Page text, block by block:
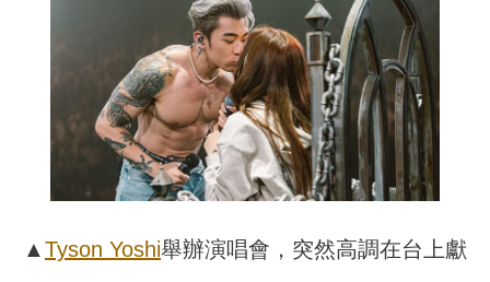
▲ Tyson Yoshi舉辦演唱會，突然高調在台上獻